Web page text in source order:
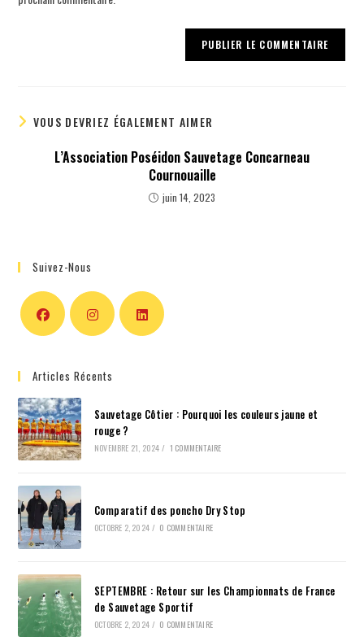
VOUS DEVRIEZ ÉGALEMENT AIMER
L’Association Poséidon Sauvetage Concarneau
Cournouaille
juin 14, 2023
Suivez-Nous
Articles Récents
Sauvetage Côtier : Pourquoi les couleurs jaune et
rouge ?
NOVEMBRE 21, 2024 / 1 COMMENTAIRE
Comparatif des poncho Dry Stop
OCTOBRE 2, 2024 / 0 COMMENTAIRE
SEPTEMBRE : Retour sur les Championnats de France
de Sauvetage Sportif
OCTOBRE 2, 2024 / 0 COMMENTAIRE